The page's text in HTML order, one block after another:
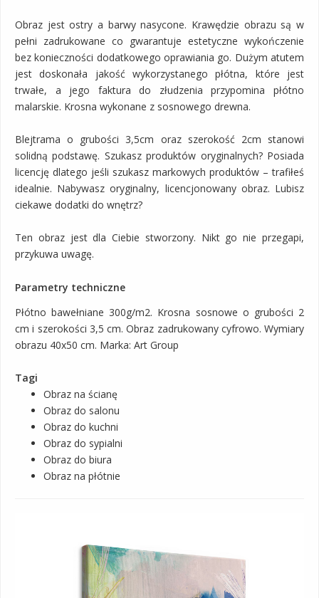
Obraz jest ostry a barwy nasycone. Krawędzie obrazu są w
pełni zadrukowane co gwarantuje estetyczne wykończenie
bez konieczności dodatkowego oprawiania go. Dużym atutem
jest doskonała jakość wykorzystanego płótna, które jest
trwałe, a jego faktura do złudzenia przypomina płótno
malarskie. Krosna wykonane z sosnowego drewna.
Blejtrama o grubości 3,5cm oraz szerokość 2cm stanowi
solidną podstawę. Szukasz produktów oryginalnych? Posiada
licencję dlatego jeśli szukasz markowych produktów – trafiłeś
idealnie. Nabywasz oryginalny, licencjonowany obraz. Lubisz
ciekawe dodatki do wnętrz?
Ten obraz jest dla Ciebie stworzony. Nikt go nie przegapi,
przykuwa uwagę.
Parametry techniczne
Płótno bawełniane 300g/m2. Krosna sosnowe o grubości 2
cm i szerokości 3,5 cm. Obraz zadrukowany cyfrowo. Wymiary
obrazu 40x50 cm. Marka: Art Group
Tagi
Obraz na ścianę
Obraz do salonu
Obraz do kuchni
Obraz do sypialni
Obraz do biura
Obraz na płótnie